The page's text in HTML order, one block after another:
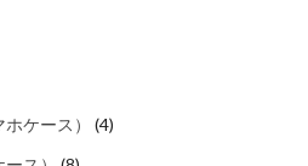
ケース）
(4)